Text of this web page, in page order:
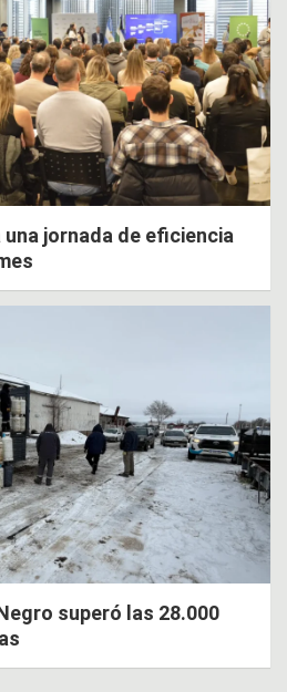
jornada de eficiencia
superó las 28.000